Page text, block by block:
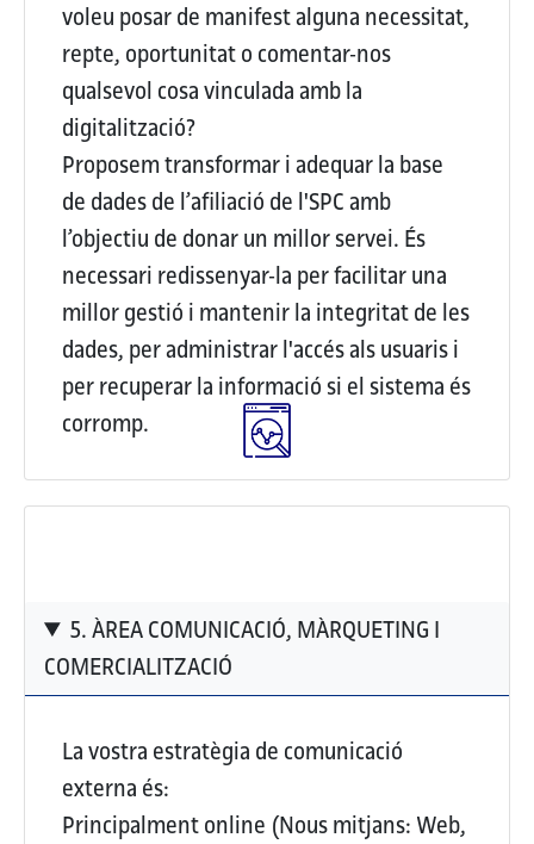
voleu posar de manifest alguna necessitat,
repte, oportunitat o comentar-nos
qualsevol cosa vinculada amb la
digitalització?
Proposem transformar i adequar la base
de dades de l’afiliació de l'SPC amb
l’objectiu de donar un millor servei. És
necessari redissenyar-la per facilitar una
millor gestió i mantenir la integritat de les
dades, per administrar l'accés als usuaris i
per recuperar la informació si el sistema és
corromp.
5. ÀREA COMUNICACIÓ, MÀRQUETING I
COMERCIALITZACIÓ
La vostra estratègia de comunicació
externa és:
Principalment online (Nous mitjans: Web,